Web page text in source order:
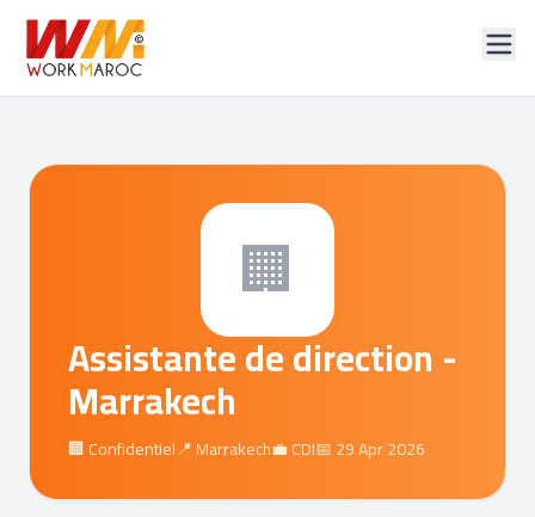
🏢
Assistante de direction -
Marrakech
🏢 Confidentiel📍 Marrakech💼 CDI📅 29 Apr 2026